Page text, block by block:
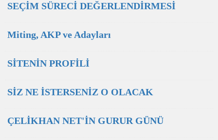
SEÇİM SÜRECİ DEĞERLENDİRMESİ
Miting, AKP ve Adayları
SİTENİN PROFİLİ
SİZ NE İSTERSENİZ O OLACAK
ÇELİKHAN NET'İN GURUR GÜNÜ